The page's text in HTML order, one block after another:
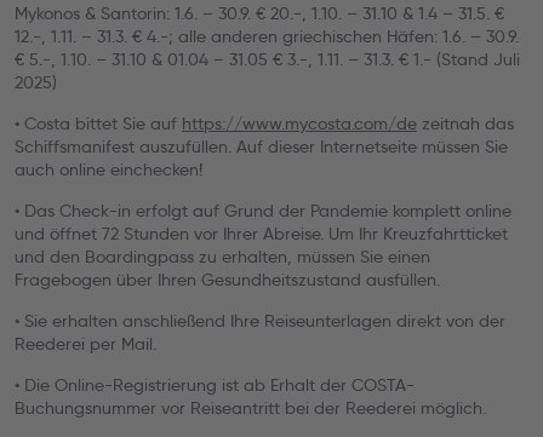
Mykonos & Santorin: 1.6. – 30.9. € 20.-, 1.10. – 31.10 & 1.4 – 31.5. €
12.-, 1.11. – 31.3. € 4.-; alle anderen griechischen Häfen: 1.6. – 30.9.
€ 5.-, 1.10. – 31.10 & 01.04 – 31.05 € 3.-, 1.11. – 31.3. € 1.- (Stand Juli
2025)
• Costa bittet Sie auf https://www.mycosta.com/de zeitnah das
Schiffsmanifest auszufüllen. Auf dieser Internetseite müssen Sie
auch online einchecken!
• Das Check-in erfolgt auf Grund der Pandemie komplett online
und öffnet 72 Stunden vor Ihrer Abreise. Um Ihr Kreuzfahrtticket
und den Boardingpass zu erhalten, müssen Sie einen
Fragebogen über Ihren Gesundheitszustand ausfüllen.
• Sie erhalten anschließend Ihre Reiseunterlagen direkt von der
Reederei per Mail.
• Die Online-Registrierung ist ab Erhalt der COSTA-
Buchungsnummer vor Reiseantritt bei der Reederei möglich.